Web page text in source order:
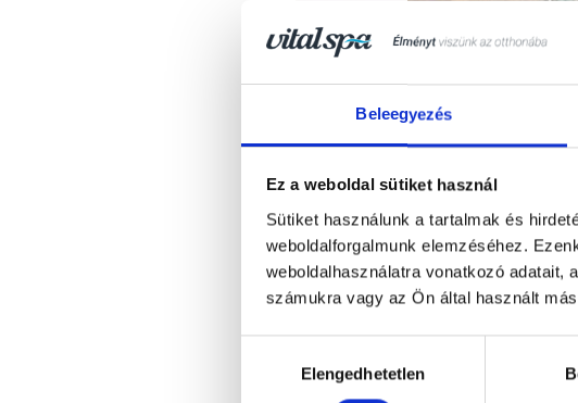
Beleegyezés
Ez a weboldal sütiket használ
Sütiket használunk a tartalmak és
weboldalforgalmunk elemzéséhez.
weboldalhasználatra vonatkozó adatait,
számukra vagy az Ön által használt
kiválasztásaElengedhetetlen
Fizikai hatásai mellett
segíthetcsökkenteni a
teremthet. A szabadtéri
válhat, és persze a
megalapozhatja a kiváló